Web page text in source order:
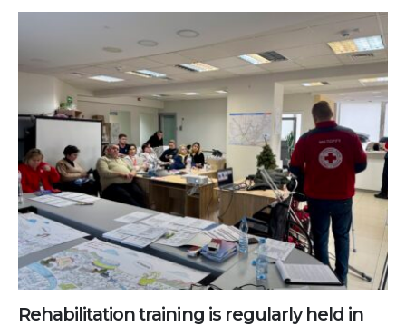
Rehabilitation training is regularly held in